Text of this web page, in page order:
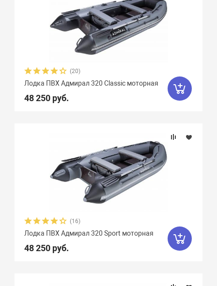
(20)
Лодка ПВХ Адмирал 320 Classic моторная
48 250 руб.
(16)
Лодка ПВХ Адмирал 320 Sport моторная
48 250 руб.